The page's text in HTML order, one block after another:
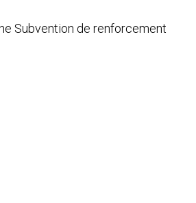
Subvention de renforcement